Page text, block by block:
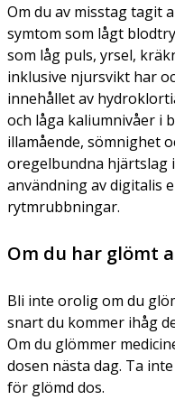
Om du av misstag tagit
symtom som lågt
som låg puls, yrsel,
inklusive njursvikt har
innehållet av
och låga kaliumnivåer i
illamående, sömnighet
oregelbundna hjärtslag
användning av digitalis
rytmrubbningar.
Om du har glömt
Bli inte orolig om du
snart du kommer ihåg
Om du glömmer
dosen nästa dag. Ta
för glömd dos.